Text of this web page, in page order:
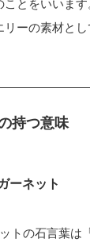
とをいいま
ーの素材とし
持つ意味
ーネット
トの石言葉は